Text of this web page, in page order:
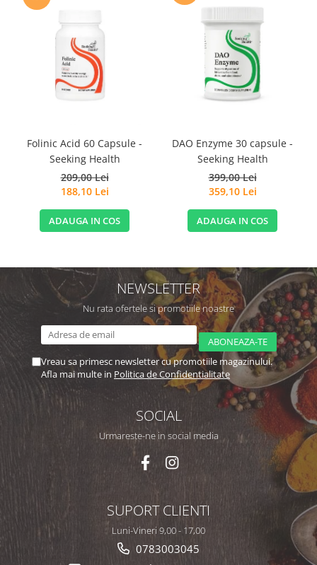
Folinic Acid 60 Capsule -
Seeking Health
209,00 Lei
188,10 Lei
ADAUGA IN COS
DAO Enzyme 30 capsule -
Seeking Health
399,00 Lei
359,10 Lei
ADAUGA IN COS
NEWSLETTER
Nu rata ofertele si promotiile noastre
Vreau sa primesc newsletter cu promotiile magazinului.
Afla mai multe in Politica de Confidentialitate
SOCIAL
Urmareste-ne in social media
SUPORT CLIENTI
Luni-Vineri 9,00 - 17,00
0783003045